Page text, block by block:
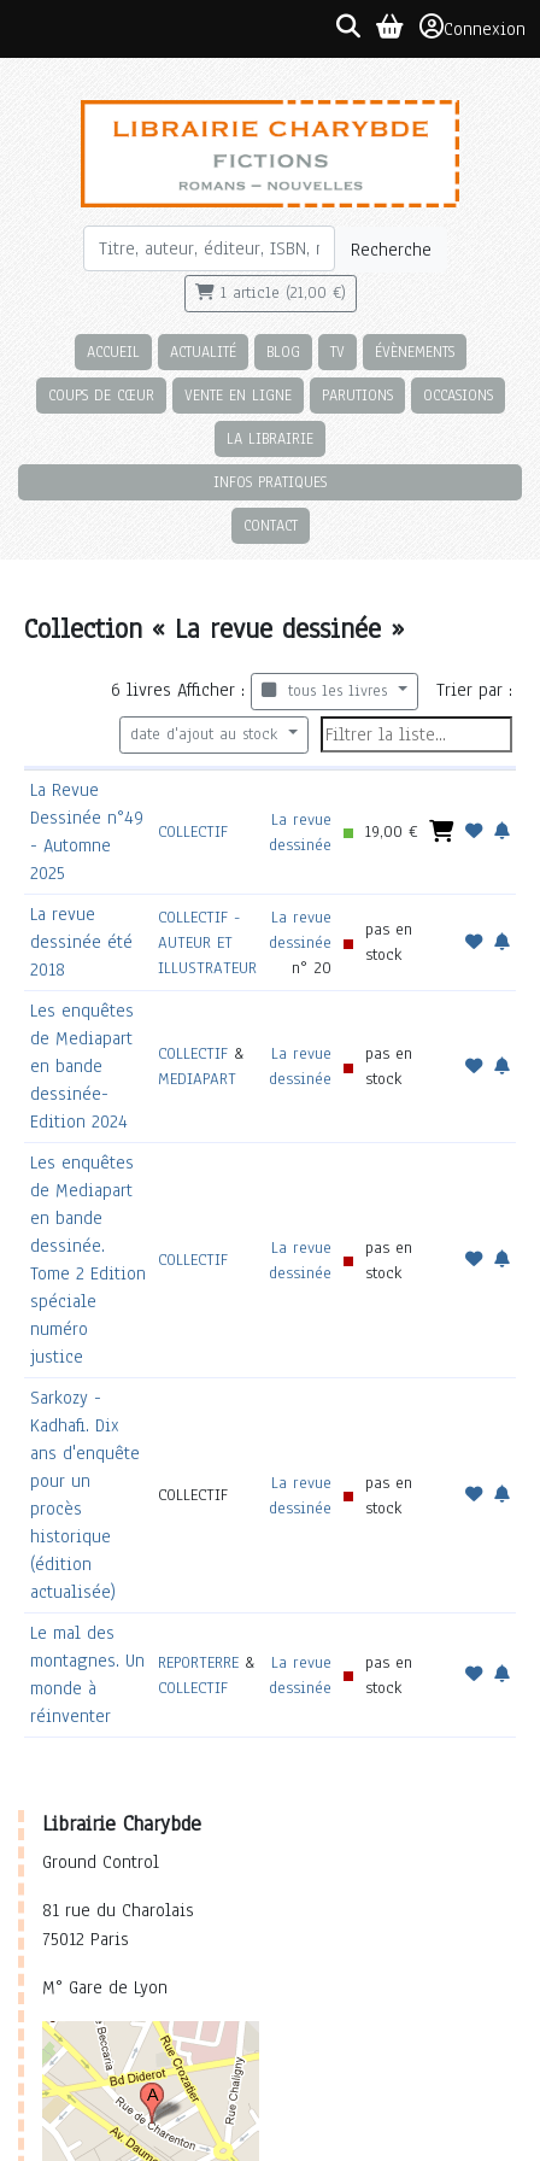
Connexion
Recherche
1 article (21,00 €)
ACCUEIL ACTUALITÉ BLOG TV ÉVÈNEMENTS
COUPS DE CŒUR VENTE EN LIGNE PARUTIONS OCCASIONS
LA LIBRAIRIE
INFOS PRATIQUES
CONTACT
Collection « La revue dessinée »
6 livresAfficher : tous les livres Trier par :
date d'ajout au stock
La Revue
Dessinée n°49
- Automne
2025
COLLECTIF
La revue
dessinée
19,00 €
La revue
dessinée été
2018
COLLECTIF -
AUTEUR ET
ILLUSTRATEUR
La revue
dessinée
n° 20
pas en
stock
Les enquêtes
de Mediapart
en bande
dessinée-
Edition 2024
COLLECTIF &
MEDIAPART
La revue
dessinée
pas en
stock
Les enquêtes
de Mediapart
en bande
dessinée.
Tome 2 Edition
spéciale
numéro
justice
COLLECTIF
La revue
dessinée
pas en
stock
Sarkozy -
Kadhafi. Dix
ans d'enquête
pour un
procès
historique
(édition
actualisée)
COLLECTIF
La revue
dessinée
pas en
stock
Le mal des
montagnes. Un
monde à
réinventer
REPORTERRE &
COLLECTIF
La revue
dessinée
pas en
stock
Librairie Charybde
Ground Control
81 rue du Charolais
75012 Paris
M° Gare de Lyon